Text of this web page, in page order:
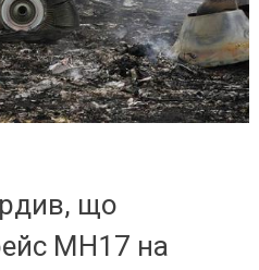
що
MH17 на